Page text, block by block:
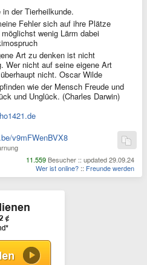
in der Tierheilkunde.
Fehler sich auf ihre Plätze
wenig Lärm dabei
Art zu denken ist nicht
Wer nicht auf seine eigene Art
nicht. Oscar Wilde
wie der Mensch Freude und
und Unglück. (Charles Darwin)
v9mFWenBVX8
11.559 Besucher :: updated 29.09.24
Wer ist online? :: Freunde werden